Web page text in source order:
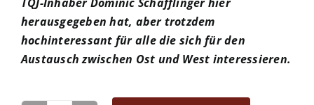
herausgegeben hat, aber trotzdem
hochinteressant für alle die sich für den
Austausch zwischen Ost und West interessieren.